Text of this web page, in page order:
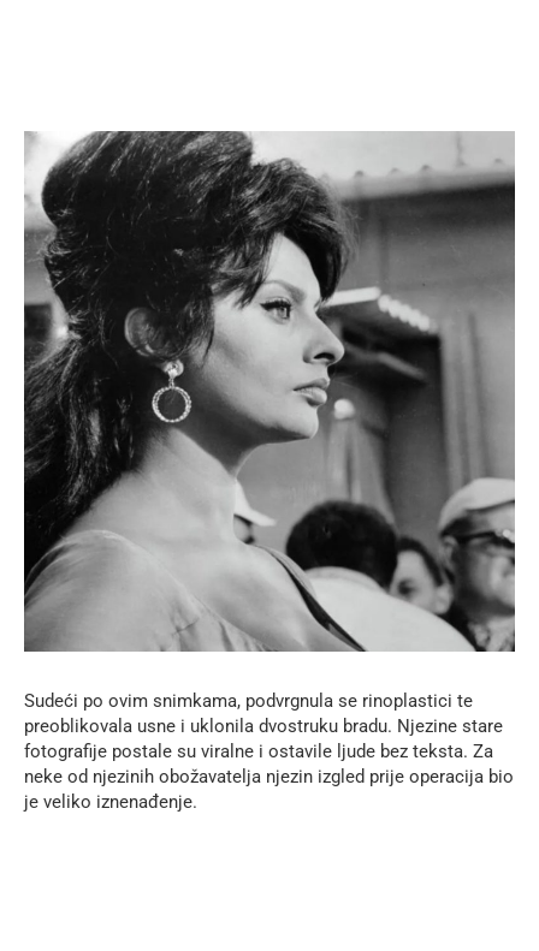
Sudeći po ovim snimkama, podvrgnula se rinoplastici te
preoblikovala usne i uklonila dvostruku bradu. Njezine stare
fotografije postale su viralne i ostavile ljude bez teksta. Za
neke od njezinih obožavatelja njezin izgled prije operacija bio
je veliko iznenađenje.